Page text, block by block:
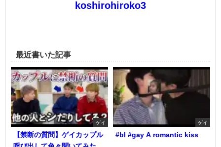
koshirohiroko3
最近書いた記事
ゲイ
【禁断の質問】ゲイカップル
ゲイ
#bl #gay A romantic kiss